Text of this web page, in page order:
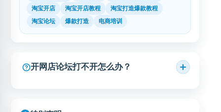
淘宝开店
淘宝开店教程
淘宝打造爆款教程
淘宝论坛
爆款打造 电商培训
开网店论坛打不开怎么办？